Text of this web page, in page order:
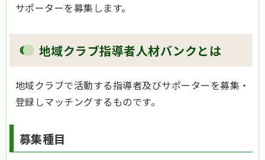
サポーターを募集します。
地域クラブ指導者人材バンクとは
地域クラブで活動する指導者及びサポーターを募集・
登録しマッチングするものです。
募集種目